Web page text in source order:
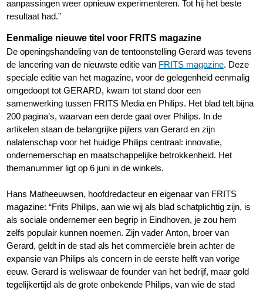
aanpassingen weer opnieuw experimenteren. Tot hij het beste
resultaat had.”
Eenmalige nieuwe titel voor FRITS magazine
De openingshandeling van de tentoonstelling Gerard was tevens
de lancering van de nieuwste editie van FRITS magazine. Deze
speciale editie van het magazine, voor de gelegenheid eenmalig
omgedoopt tot GERARD, kwam tot stand door een
samenwerking tussen FRITS Media en Philips. Het blad telt bijna
200 pagina’s, waarvan een derde gaat over Philips. In de
artikelen staan de belangrijke pijlers van Gerard en zijn
nalatenschap voor het huidige Philips centraal: innovatie,
ondernemerschap en maatschappelijke betrokkenheid. Het
themanummer ligt op 6 juni in de winkels.
Hans Matheeuwsen, hoofdredacteur en eigenaar van FRITS
magazine: “Frits Philips, aan wie wij als blad schatplichtig zijn, is
als sociale ondernemer een begrip in Eindhoven, je zou hem
zelfs populair kunnen noemen. Zijn vader Anton, broer van
Gerard, geldt in de stad als het commerciële brein achter de
expansie van Philips als concern in de eerste helft van vorige
eeuw. Gerard is weliswaar de founder van het bedrijf, maar gold
tegelijkertijd als de grote onbekende Philips, van wie de stad